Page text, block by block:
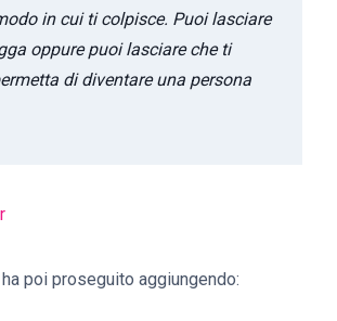
in cui ti colpisce. Puoi lasciare
oppure puoi lasciare che ti
di diventare una persona
poi proseguito aggiungendo: